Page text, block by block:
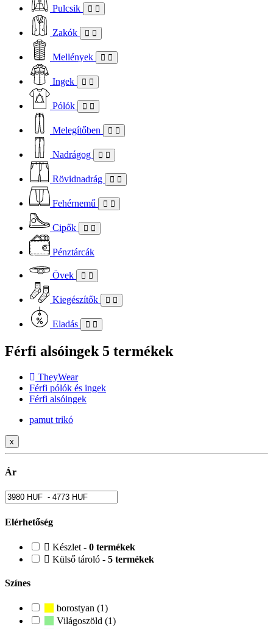
Pulcsik
Zakók
Mellények
Ingek
Pólók
Melegítőben
Nadrágog
Rövidnadrág
Fehérnemű
Cipők
Pénztárcák
Övek
Kiegészítők
Eladás
Férfi alsóingek 5 termékek
TheyWear
Férfi pólók és ingek
Férfi alsóingek
pamut trikó
x
Ár
Elérhetőség
Készlet - 0 termékek
Külső tároló - 5 termékek
Színes
borostyan (1)
Világoszöld (1)